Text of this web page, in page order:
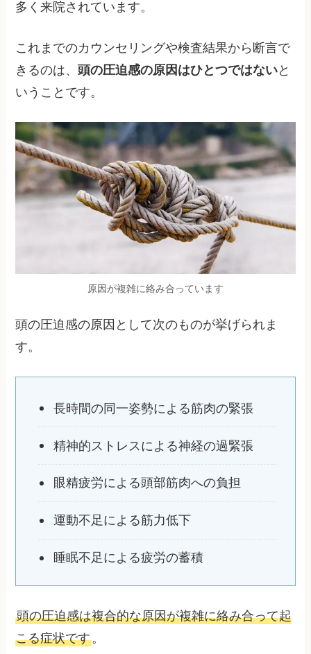
多く来院されています。
これまでのカウンセリングや検査結果から断言で
きるのは、頭の圧迫感の原因はひとつではないと
いうことです。
原因が複雑に絡み合っています
頭の圧迫感の原因として次のものが挙げられま
す。
長時間の同一姿勢による筋肉の緊張
精神的ストレスによる神経の過緊張
眼精疲労による頭部筋肉への負担
運動不足による筋力低下
睡眠不足による疲労の蓄積
頭の圧迫感は複合的な原因が複雑に絡み合って起
こる症状です。